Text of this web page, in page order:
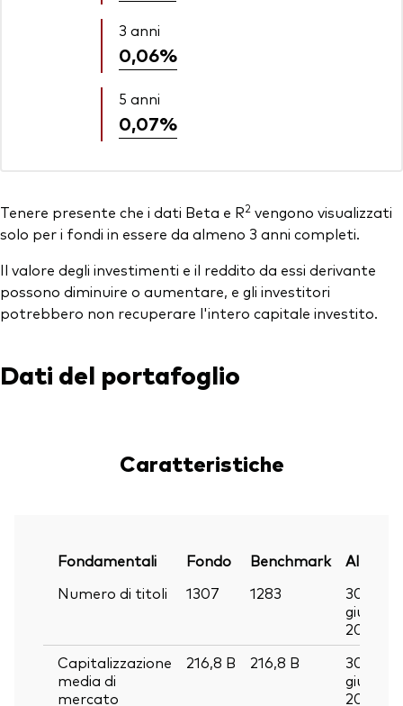
3 anni
0,06%
5 anni
0,07%
Tenere presente che i dati Beta e R2 vengono visualizzati
solo per i fondi in essere da almeno 3 anni completi.
Il valore degli investimenti e il reddito da essi derivante
possono diminuire o aumentare, e gli investitori
potrebbero non recuperare l'intero capitale investito.
Dati del portafoglio
Caratteristiche
Fondamentali Fondo Benchmark
Al
Numero di titoli
1307 1283
30
giu
2026
Capitalizzazione
media di
mercato
216,8 B 216,8 B
30
giu
2026